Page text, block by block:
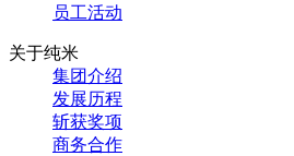
员工活动
关于纯米
集团介绍
发展历程
斩获奖项
商务合作